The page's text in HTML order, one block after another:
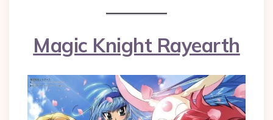
Magic Knight Rayearth